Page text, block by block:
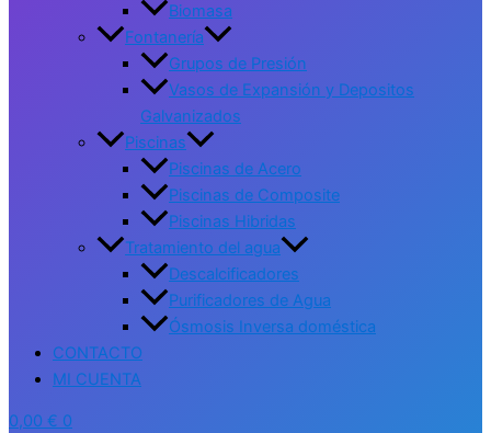
Biomasa
Fontanería
Grupos de Presión
Vasos de Expansión y Depositos
Galvanizados
Piscinas
Piscinas de Acero
Piscinas de Composite
Piscinas Hibridas
Tratamiento del agua
Descalcificadores
Purificadores de Agua
Ósmosis Inversa doméstica
CONTACTO
MI CUENTA
0,00 € 0